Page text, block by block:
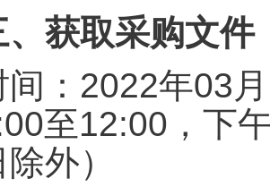
、获取采购文件
间：2022年03
至12:00，下
外）